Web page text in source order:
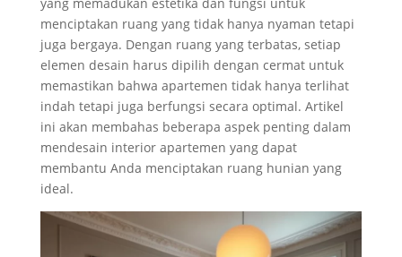
yang memadukan estetika dan fungsi untuk
menciptakan ruang yang tidak hanya nyaman tetapi
juga bergaya. Dengan ruang yang terbatas, setiap
elemen desain harus dipilih dengan cermat untuk
memastikan bahwa apartemen tidak hanya terlihat
indah tetapi juga berfungsi secara optimal. Artikel
ini akan membahas beberapa aspek penting dalam
mendesain interior apartemen yang dapat
membantu Anda menciptakan ruang hunian yang
ideal.